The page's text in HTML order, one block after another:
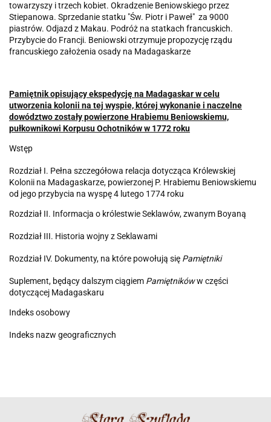
towarzyszy i trzech kobiet. Okradzenie Beniowskiego przez
Stiepanowa. Sprzedanie statku "Św. Piotr i Paweł" za 9000
piastrów. Odjazd z Makau. Podróż na statkach francuskich.
Przybycie do Francji. Beniowski otrzymuje propozycję rządu
francuskiego założenia osady na Madagaskarze
Pamiętnik opisujący ekspedycję na Madagaskar w celu
utworzenia kolonii na tej wyspie, której wykonanie i naczelne
dowództwo zostały powierzone Hrabiemu Beniowskiemu,
pułkownikowi Korpusu Ochotników w 1772 roku
Wstęp
Rozdział I. Pełna szczegółowa relacja dotycząca Królewskiej
Kolonii na Madagaskarze, powierzonej P. Hrabiemu Beniowskiemu
od jego przybycia na wyspę 4 lutego 1774 roku
Rozdział II. Informacja o królestwie Seklawów, zwanym Boyaną
Rozdział III. Historia wojny z Seklawami
Rozdział IV. Dokumenty, na które powołują się Pamiętniki
Suplement, będący dalszym ciągiem Pamiętnikóww części
dotyczącej Madagaskaru
Indeks osobowy
Indeks nazw geograficznych